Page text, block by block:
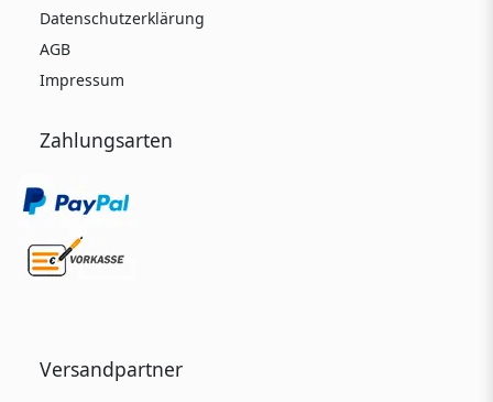
Datenschutzerklärung
AGB
Impressum
Zahlungsarten
Versandpartner